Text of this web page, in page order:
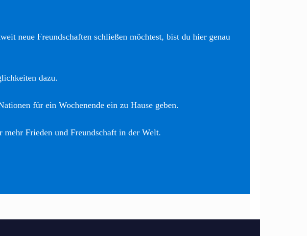
neue Freundschaften schließen möchtest, bist du hier genau
dazu.
für ein Wochenende ein zu Hause geben.
Frieden und Freundschaft in der Welt.